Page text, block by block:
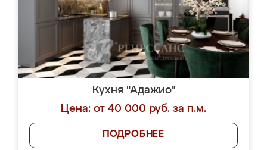
Кухня "Адажио"
Цена: от 40 000 руб. за п.м.
ПОДРОБНЕЕ